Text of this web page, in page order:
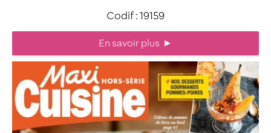
Codif : 19159
En savoir plus ►